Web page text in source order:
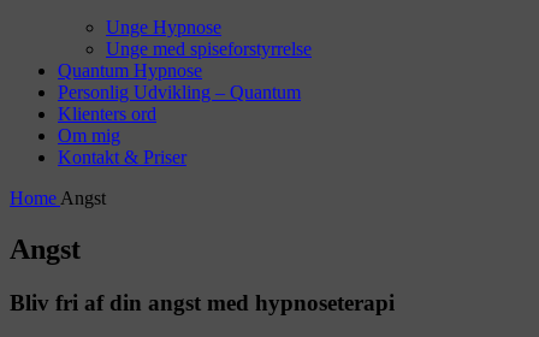
Unge Hypnose
Unge med spiseforstyrrelse
Quantum Hypnose
Personlig Udvikling – Quantum
Klienters ord
Om mig
Kontakt & Priser
Home Angst
Angst
Bliv fri af din angst med hypnoseterapi